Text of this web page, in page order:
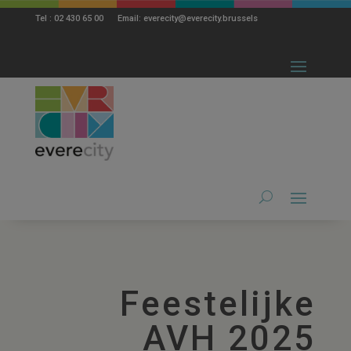
Tel : 02 430 65 00 Email: everecity@everecity.brussels
Feestelijke
AVH 2025
modal-check